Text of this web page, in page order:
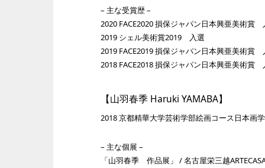
– 主な受賞歴 –
2020 FACE2020 損保ジャパン日本興亜美術賞
2019 シェル美術賞2019 入選
2019 FACE2019 損保ジャパン日本興亜美術賞
2018 FACE2018 損保ジャパン日本興亜美術賞
【山羽春季 Haruki YAMABA】
2018 京都精華大学芸術学部絵画コース日本画
– 主な個展 –
「山羽春季 作品展」 / 名古屋栄三越